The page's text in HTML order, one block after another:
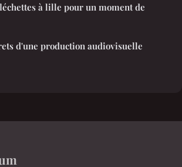
à lille pour un moment de
d'une production audiovisuelle